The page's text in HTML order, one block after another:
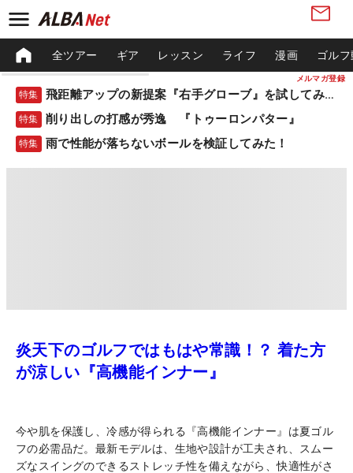
メルマガ登録
全ツアー ギア レッスン ライフ 漫画 ゴル
特集 飛距離アップの新提案『右手グローブ』を試してみた！
特集 削り出しの打感が秀逸 『トゥーロンパター』
特集 雨で性能が落ちないボールを検証してみた！
炎天下のゴルフではもはや常識！？ 着た方
が涼しい『高機能インナー』
今や肌を保護し、冷感が得られる『高機能インナー』は夏ゴル
フの必需品だ。最新モデルは、生地や設計が工夫され、スムー
ズなスイングのできるストレッチ性を備えながら、快適性がさ